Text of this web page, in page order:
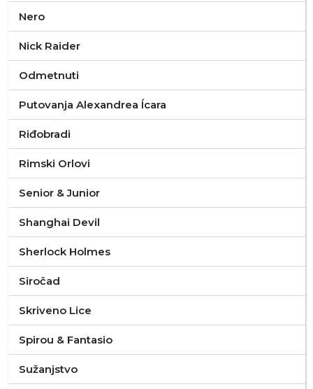
Nero
Nick Raider
Odmetnuti
Putovanja Alexandrea Ícara
Riđobradi
Rimski Orlovi
Senior & Junior
Shanghai Devil
Sherlock Holmes
Siročad
Skriveno Lice
Spirou & Fantasio
Sužanjstvo